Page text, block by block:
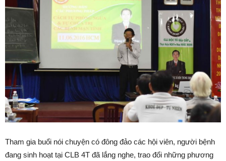
Tham gia buổi nói chuyện có đông đảo các hội viên, người bệnh
đang sinh hoạt tại CLB 4T đã lắng nghe, trao đổi những phương